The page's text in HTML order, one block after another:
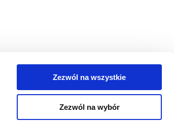
Zezwól na wszystkie
Zezwól na wybór